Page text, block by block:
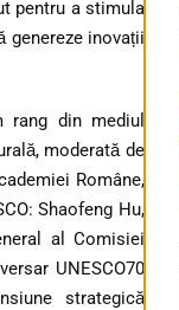
pentru a stimula
genereze inovații
rang din mediul
moderată de
Române,
Shaofeng Hu,
al Comisiei
UNESCO70
strategică